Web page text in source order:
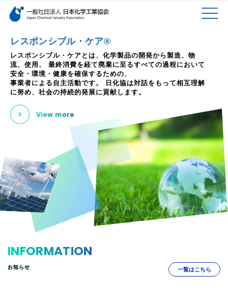
検索キーワード
レスポンシブル・ケア®
レスポンシブル・ケアとは、化学製品の開発から製造、物
流、使用、
最終消費を経て廃棄に至るすべての過程において
安全・環境・健康を確保するための、
事業者による自主活動です。
日化協は対話をもって相互理解
に努め、社会の持続的発展に貢献します。
View more
INFORMATION
お知らせ 一覧はこちら